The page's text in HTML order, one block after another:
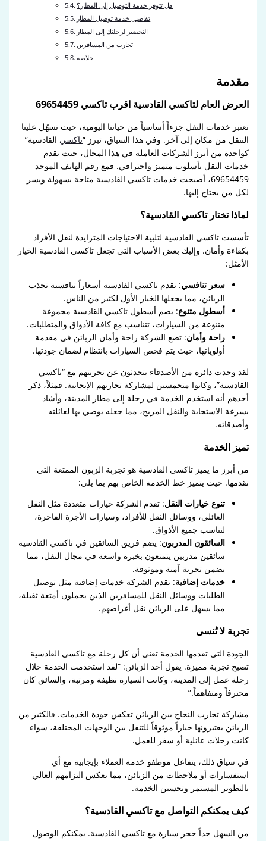
هل تتوفر خدمة التوصيل إلى المطار؟
تفاصيل خدمة توصيل المطار
التحضير لرحلتك إلى المطار
تجارب من المسافرين
خلاصة
مقدمة
العرض العام لتاكسي القادسية اقرب تاكسي 69654459
تعتبر خدمات النقل جزءاً أساسياً من حياتنا اليومية، حيث تسهّل علينا
التنقل من مكان إلى آخر. وفي هذا السياق، تبرز “تاكسي القادسية”
كواحدة من أبرز الشركات العاملة في هذا المجال، حيث تقدم
خدمات النقل بأسلوب متميز واحترافي. فمع رقم الهاتف الموحد
69654459، أصبحت خدمات تاكسي القادسية متاحة بسهولة ويسر
لكل من يحتاج إليها.
لماذا تختار تاكسي القادسية؟
تأسست تاكسي القادسية لتلبية الاحتياجات المتزايدة لنقل الأفراد
بكفاءة وأمان. وإليك بعض الأسباب التي تجعل تاكسي القادسية الخيار
الأمثل:
سعر تنافسي: تقدم تاكسي القادسية أسعاراً تنافسية تجذب
الزبائن، مما يجعلها الخيار الأول لكثير من الناس.
أسطول متنوع: يضم أسطول تاكسي القادسية مجموعة
متنوعة من السيارات، تتناسب مع كافة الأذواق والمتطلبات.
راحة وأمان: تضع الشركة راحة وأمان الزبائن في مقدمة
أولوياتها، حيث يتم فحص السيارات بانتظام لضمان جودتها.
لقد وجدت دائرة من الأصدقاء يتحدثون عن تجربتهم مع “تاكسي
القادسية”، وكانوا متحمسين لمشاركة تجاربهم الإيجابية. فمثلاً، ذكر
أحدهم أنه استخدم الخدمة في رحلة إلى مطار المدينة، وأشاد
بسرعة الاستجابة والنقل المريح، مما جعله يوصي بها لعائلته
وأصدقائه.
تميز الخدمة
من أبرز ما يميز تاكسي القادسية هو تجربة الزبون الممتعة التي
تقدمها. حيث يتميز خط الخدمة الخاص بهم بما يلي:
تنوع خيارات النقل: تقدم الشركة خيارات متعددة مثل النقل
العائلي، ووسائل النقل للأفراد، وسيارات الأجرة الفاخرة،
لتناسب جميع الأذواق.
السائقون المدربون: يضم فريق السائقين في تاكسي القادسية
سائقين مدربين يتمتعون بخبرة واسعة في مجال النقل، مما
يضمن تجربة آمنة وموثوقة.
خدمات إضافية: تقدم الشركة خدمات إضافية مثل توصيل
الطلبات ووسائل النقل للمسافرين الذين يحملون أمتعة ثقيلة،
مما يسهل على الزبائن نقل أغراضهم.
تجربة لا تُنسى
الجودة التي تقدمها الخدمة تعني أن كل رحلة مع تاكسي القادسية
تصبح تجربة مميزة. يقول أحد الزبائن: “لقد استخدمت الخدمة خلال
رحلة عمل إلى المدينة، وكانت السيارة نظيفة ومرتبة، والسائق كان
محترفاً ومتفاهماً.”
مشاركة تجارب النجاح بين الزبائن تعكس جودة الخدمات. فالكثير من
الزبائن يعتبرونها خياراً موثوقاً للتنقل بين الوجهات المختلفة، سواء
كانت رحلات عائلية أو سفر للعمل.
في سياق ذلك، يتفاعل موظفو خدمة العملاء بإيجابية مع أي
استفسارات أو ملاحظات من الزبائن، مما يعكس التزامهم العالي
بالتطوير المستمر وتحسين الخدمة.
كيف يمكنكم التواصل مع تاكسي القادسية؟
من السهل جداً حجز سيارة مع تاكسي القادسية. يمكنكم الوصول